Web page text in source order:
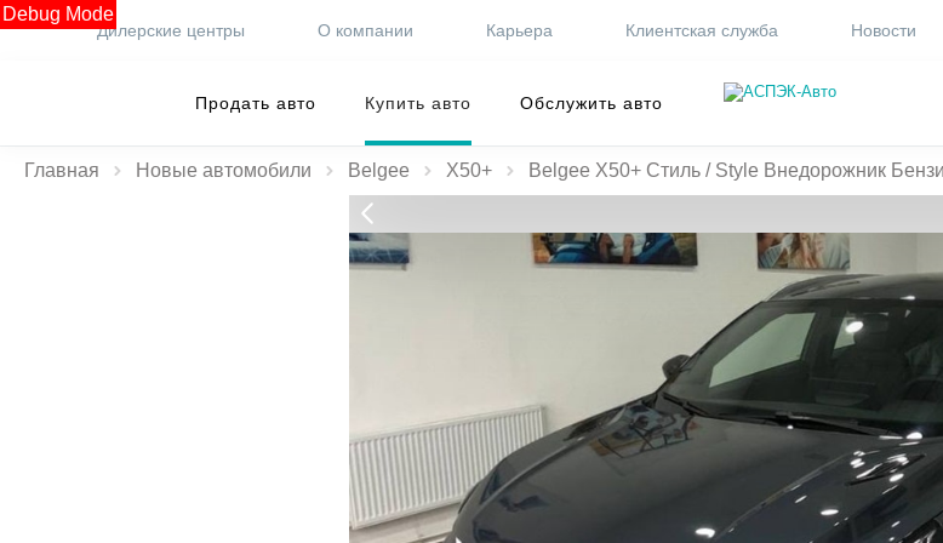
Debug Mode
Дилерские центры О компании Карьера Клиентская служба Новости
Продать авто Купить авто Обслужить авто
Главная Новые автомобили Belgee X50+ Belgee X50+ Стиль / Style Внедорожник